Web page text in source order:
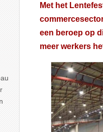
Met het
een beroep op
meer werkers